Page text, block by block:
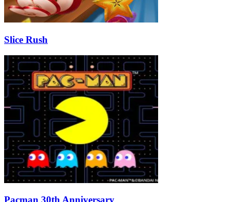
Slice Rush
Pacman 30th Anniversary